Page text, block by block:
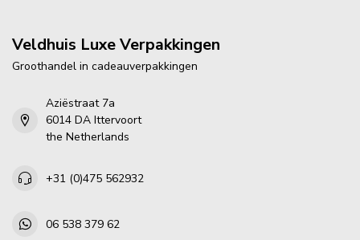
Veldhuis Luxe Verpakkingen
Groothandel in cadeauverpakkingen
Aziëstraat 7a
6014 DA Ittervoort
the Netherlands
+31 (0)475 562932
06 538 379 62